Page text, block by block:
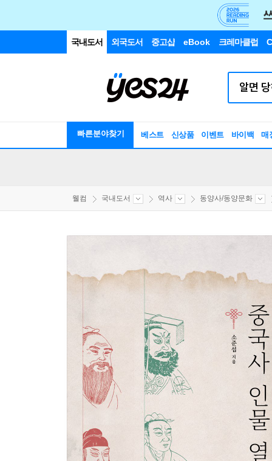
국내도서 외국도서 중고샵 eBook 크레마클럽
빠른분야찾기 베스트 신상품 이벤트 바이백 매
웰컴 국내도서 역사 동양사/동양문화